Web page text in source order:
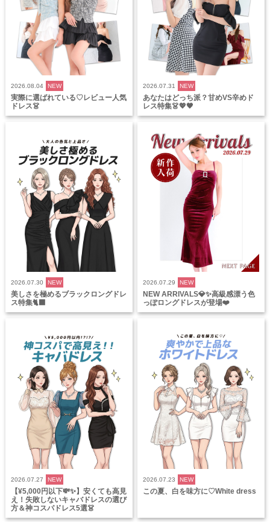
2026.08.04 NEW
実際に選ばれている♡レビュー人気
ドレス👗
2026.07.31 NEW
あなたはどっち派？甘めVS辛めド
レス特集👗💖🖤
2026.07.30 NEW
美しさを極めるブラックロングドレ
ス特集🐈‍⬛
2026.07.29 NEW
NEW ARRIVALS💎✨高級感漂う色
っぽロングドレスが登場❤️
2026.07.27 NEW
【¥5,000円以下💸✨】安くても高見
え！失敗しないキャバドレスの選び
方＆神コスパドレス5選👗
2026.07.23 NEW
この夏、白を味方に♡White dress